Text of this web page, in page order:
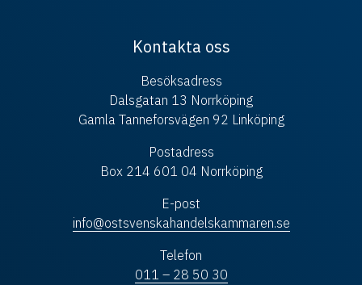
Kontakta oss
Besöksadress
Dalsgatan 13 Norrköping
Gamla Tanneforsvägen 92 Linköping
Postadress
Box 214 601 04 Norrköping
E-post
info@ostsvenskahandelskammaren.se
Telefon
011 – 28 50 30